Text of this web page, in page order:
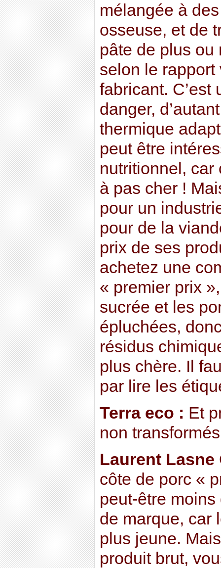
mélangée à
osseuse, et de
pâte de plus ou
selon le
fabricant. C’est
danger,
thermique
peut être
nutritionnel, car
à pas cher !
pour un
pour de la
prix de ses
achetez une
« premier prix
sucrée et les
épluchées,
résidus
plus chère. Il
par lire les
Terra eco : Et
non
Laurent Lasne
côte de porc «
peut-être moins
de marque, car
plus jeune.
produit brut,